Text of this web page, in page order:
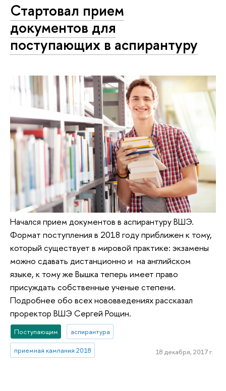
Стартовал прием
документов для
поступающих в аспирантуру
Начался прием документов в аспирантуру ВШЭ.
Формат поступления в 2018 году приближен к тому,
который существует в мировой практике: экзамены
можно сдавать дистанционно и на английском
языке, к тому же Вышка теперь имеет право
присуждать собственные ученые степени.
Подробнее обо всех нововведениях рассказал
проректор ВШЭ Сергей Рощин.
Поступающим аспирантура
приемная кампания 2018 18 декабря, 2017 г.